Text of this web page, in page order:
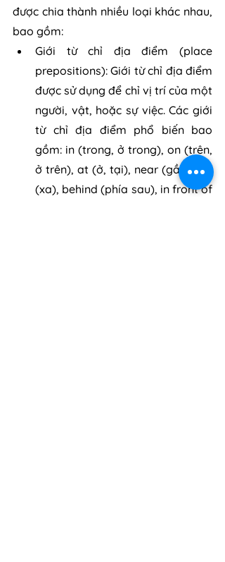
được chia thành nhiều loại khác nhau,
bao gồm:
Giới từ chỉ địa điểm (place
prepositions): Giới từ chỉ địa điểm
được sử dụng để chỉ vị trí của một
người, vật, hoặc sự việc. Các giới
từ chỉ địa điểm phổ biến bao
gồm: in (trong, ở trong), on (trên,
ở trên), at (ở, tại), near (gần), far
(xa), behind (phía sau), in front of